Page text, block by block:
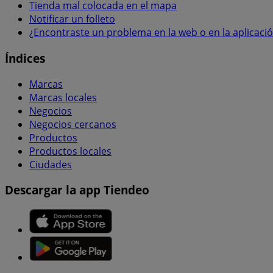
Tienda mal colocada en el mapa
Notificar un folleto
¿Encontraste un problema en la web o en la
Índices
Marcas
Marcas locales
Negocios
Negocios cercanos
Productos
Productos locales
Ciudades
Descargar la app Tiendeo